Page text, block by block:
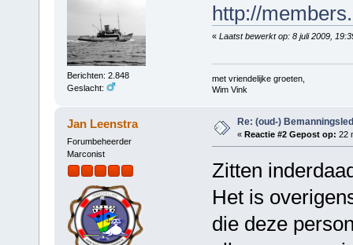
Berichten: 2.848
Geslacht:
http://
« Laatst bewerkt op: 8 juli 2009,
met vriendelijke groeten,
Wim Vink
Jan Leenstra
Forumbeheerder
Marconist
Re: (oud-)
« Reactie #2 Gepost op: 22
Zitten
Het is
die deze